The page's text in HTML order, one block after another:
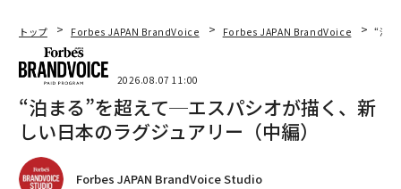
トップ Forbes JAPAN BrandVoice Forbes JAPAN BrandVoice “泊
2026.08.07 11:00
“泊まる”を超えて─エスパシオが描く、新
しい日本のラグジュアリー（中編）
Forbes JAPAN BrandVoice Studio